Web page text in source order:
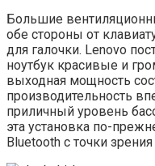
Большие
обе стороны от
для галочки. Lenovo
ноутбук красивые и
выходная мощность
производительность
приличный уровень
эта установка по-
Bluetooth с точки